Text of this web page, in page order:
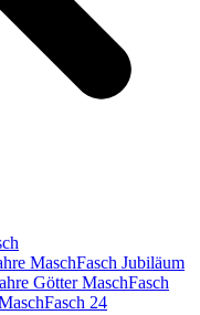
MaschFasch Jubiläum
Götter MaschFasch
24